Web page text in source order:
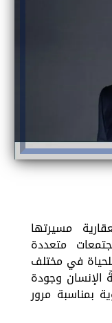
مسيرتها
متعددة
في مختلف
الإنسان وجودة
بمناسبة مرور